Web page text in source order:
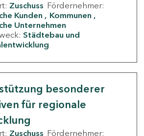
Zuschuss Fördernehmer:
Kunden
Kommunen
Unternehmen
Städtebau und
besonderer
für regionale
Zuschuss Fördernehmer: